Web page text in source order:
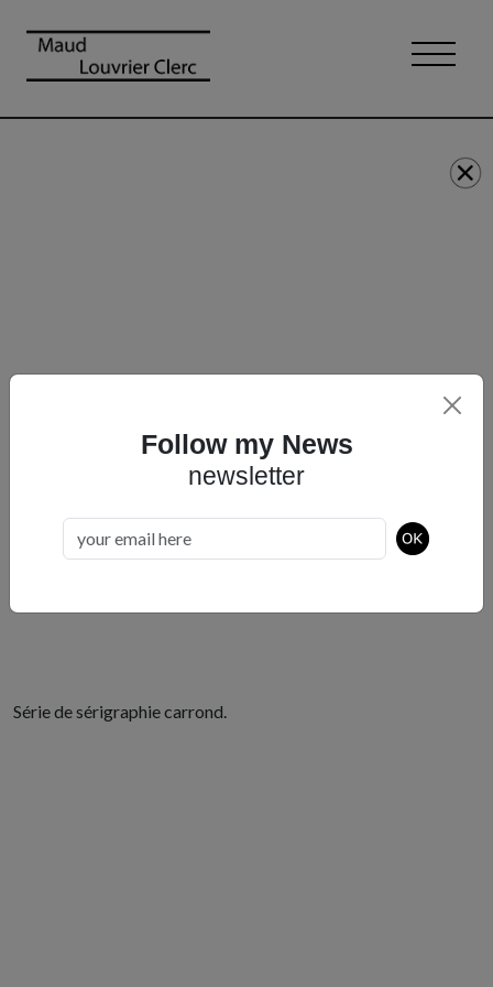
Série de sérigraphie carrond.
Follow my News
newsletter